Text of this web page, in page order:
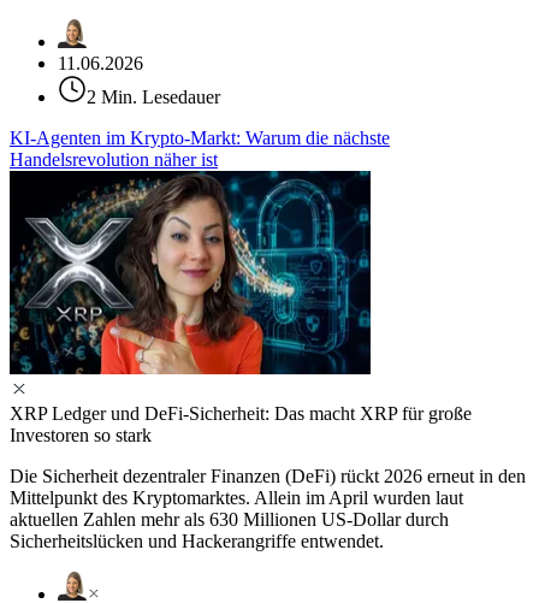
11.06.2026
2 Min. Lesedauer
KI-Agenten im Krypto-Markt: Warum die nächste
Handelsrevolution näher ist
XRP Ledger und DeFi-Sicherheit: Das macht XRP für große
Investoren so stark
Die Sicherheit dezentraler Finanzen (DeFi) rückt 2026 erneut in den
Mittelpunkt des Kryptomarktes. Allein im April wurden laut
aktuellen Zahlen mehr als 630 Millionen US-Dollar durch
Sicherheitslücken und Hackerangriffe entwendet.